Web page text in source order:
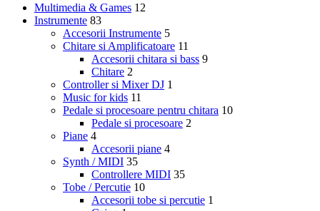
Multimedia & Games 12
Instrumente 83
Accesorii Instrumente 5
Chitare si Amplificatoare 11
Accesorii chitara si bass 9
Chitare 2
Controller si Mixer DJ 1
Music for kids 11
Pedale si procesoare pentru chitara 10
Pedale si procesoare 2
Piane 4
Accesorii piane 4
Synth / MIDI 35
Controllere MIDI 35
Tobe / Percutie 10
Accesorii tobe si percutie 1